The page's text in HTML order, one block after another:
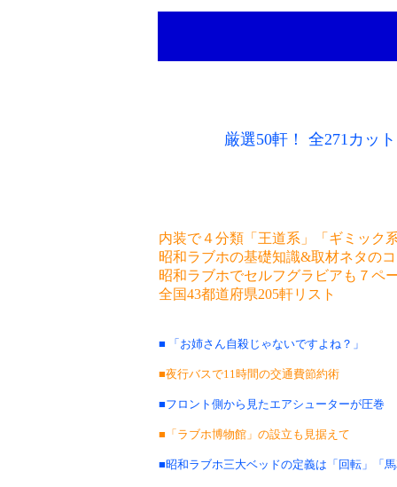
厳選50軒！ 全271カット
内装で４分類「王道系」「ギミック
昭和ラブホの基礎知識&取材ネタの
昭和ラブホでセルフグラビアも７ペ
全国43都道府県205軒リスト
■ 「お姉さん自殺じゃないですよね？」
■夜行バスで11時間の交通費節約術
■フロント側から見たエアシューターが圧巻
■「ラブホ博物館」の設立も見据えて
■昭和ラブホ三大ベッドの定義は「回転」「